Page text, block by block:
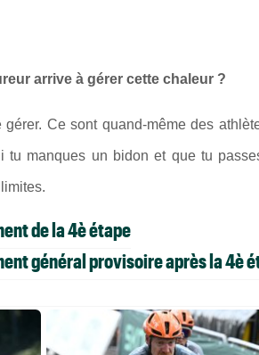
arrive à gérer cette chaleur ?
Ce sont quand-même des
tu manques un bidon et que tu
de la 4è étape
général provisoire après la 4è